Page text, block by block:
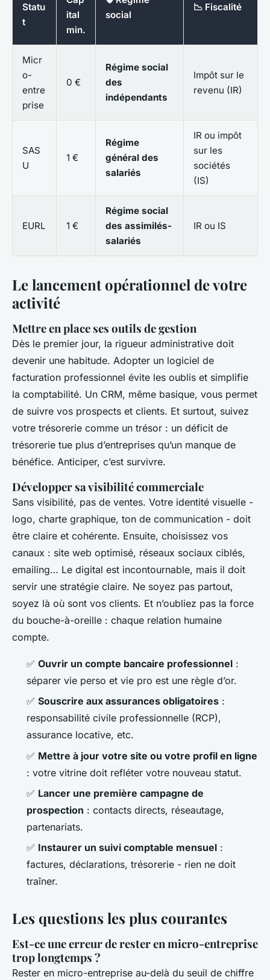
Statu
t
ital
min.
social
📉 Fiscalité
Micr
o-
entre
prise
0 €
Régime social
des
indépendants
Impôt sur le
revenu (IR)
SAS
U
1 €
Régime
général des
salariés
IR ou impôt
sur les
sociétés
(IS)
EURL 1 €
Régime social
des assimilés-
salariés
IR ou IS
Le lancement opérationnel de votre
activité
Mettre en place ses outils de gestion
Dès le premier jour, la rigueur administrative doit
devenir une habitude. Adopter un logiciel de
facturation professionnel évite les oublis et simplifie
la comptabilité. Un CRM, même basique, vous permet
de suivre vos prospects et clients. Et surtout, suivez
votre trésorerie comme un trésor : un déficit de
trésorerie tue plus d’entreprises qu’un manque de
bénéfice. Anticiper, c’est survivre.
Développer sa visibilité commerciale
Sans visibilité, pas de ventes. Votre identité visuelle -
logo, charte graphique, ton de communication - doit
être claire et cohérente. Ensuite, choisissez vos
canaux : site web optimisé, réseaux sociaux ciblés,
emailing… Le digital est incontournable, mais il doit
servir une stratégie claire. Ne soyez pas partout,
soyez là où sont vos clients. Et n’oubliez pas la force
du bouche-à-oreille : chaque relation humaine
compte.
✅ Ouvrir un compte bancaire professionnel :
séparer vie perso et vie pro est une règle d’or.
✅ Souscrire aux assurances obligatoires :
responsabilité civile professionnelle (RCP),
assurance locative, etc.
✅ Mettre à jour votre site ou votre profil en ligne
: votre vitrine doit refléter votre nouveau statut.
✅ Lancer une première campagne de
prospection : contacts directs, réseautage,
partenariats.
✅ Instaurer un suivi comptable mensuel :
factures, déclarations, trésorerie - rien ne doit
traîner.
Les questions les plus courantes
Est-ce une erreur de rester en micro-entreprise
trop longtemps ?
Rester en micro-entreprise au-delà du seuil de chiffre